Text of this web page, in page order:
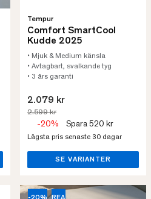
Tempur
Comfort SmartCool
Kudde 2025
• Mjuk & Medium känsla
• Avtagbart, svalkande tyg
• 3 års garanti
2.079 kr
2.599 kr
-20% Spara 520 kr
Lägsta pris senaste 30 dagar
SE VARIANTER